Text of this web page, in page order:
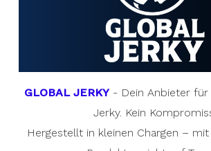
GLOBAL JERKY- Dein Anbieter für
Jerky. Kein
Hergestellt in kleinen Chargen –